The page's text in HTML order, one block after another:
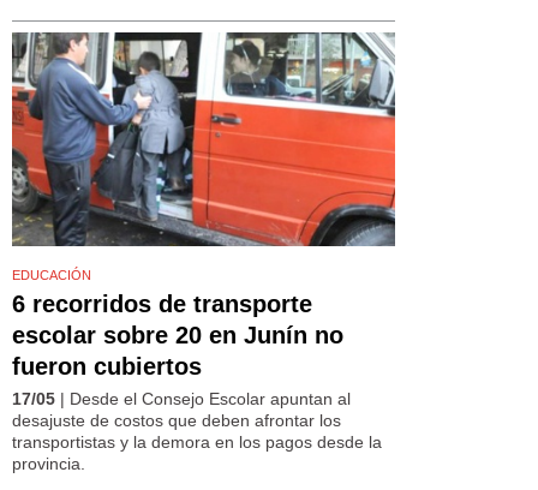
EDUCACIÓN
6 recorridos de transporte
escolar sobre 20 en Junín no
fueron cubiertos
17/05 | Desde el Consejo Escolar apuntan al
desajuste de costos que deben afrontar los
transportistas y la demora en los pagos desde la
provincia.